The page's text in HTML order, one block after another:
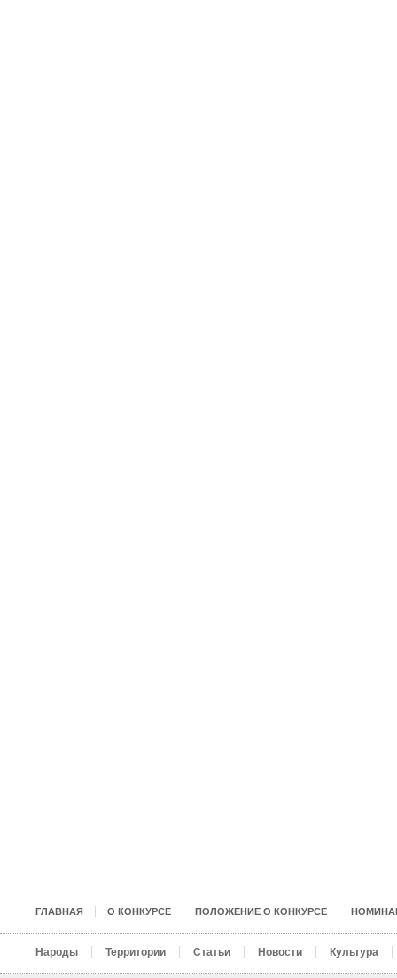
ГЛАВНАЯ О КОНКУРСЕ ПОЛОЖЕНИЕ О КОНКУРСЕ
Народы Территории Статьи Новости Культура